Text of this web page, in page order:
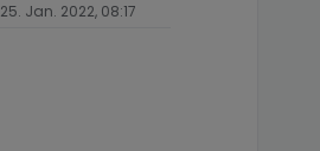
25. Jan. 2022, 08:17